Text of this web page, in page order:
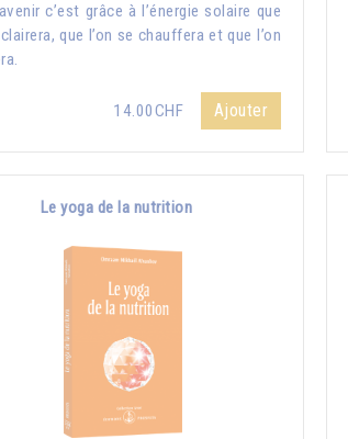
c’est grâce à l’énergie solaire que
que l’on se chauffera et que l’on
14.00CHF Ajouter
Le yoga de la nutrition